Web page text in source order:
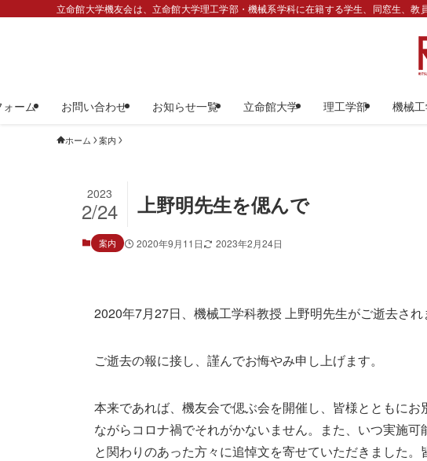
立命館大学機友会は、立命館大学理工学部・機械系学科に在籍する学生、同窓生、教
ーム お問い合わせ お知らせ一覧 立命館大学 理工学部 機械
ホーム 案内
上野明先生を偲んで
2023
2/24
案内 2020年9月11日 2023年2月24日
2020年7月27日、機械工学科教授 上野明先生がご逝去され
ご逝去の報に接し、謹んでお悔やみ申し上げます。
本来であれば、機友会で偲ぶ会を開催し、皆様とともに
ながらコロナ禍でそれがかないません。また、いつ実施
と関わりのあった方々に追悼文を寄せていただきました